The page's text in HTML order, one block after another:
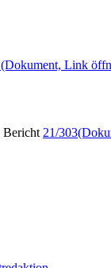
(Dokument, Link
Bericht 21/303